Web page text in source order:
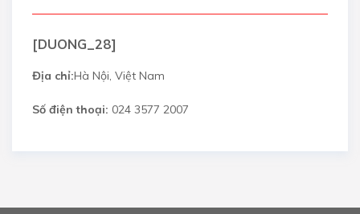
[DUONG_28]
Địa chỉ:Hà Nội, Việt Nam
Số điện thoại: 024 3577 2007